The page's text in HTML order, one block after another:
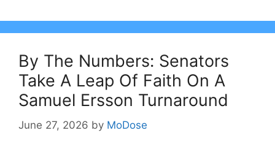
By The Numbers: Senators
Take A Leap Of Faith On A
Samuel Ersson Turnaround
June 27, 2026 by MoDose